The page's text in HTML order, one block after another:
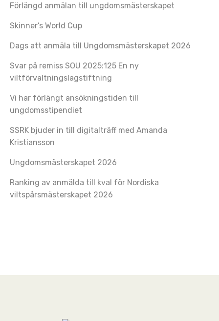
Förlängd anmälan till ungdomsmästerskapet
Skinner’s World Cup
Dags att anmäla till Ungdomsmästerskapet 2026
Svar på remiss SOU 2025:125 En ny
viltförvaltningslagstiftning
Vi har förlängt ansökningstiden till
ungdomsstipendiet
SSRK bjuder in till digitalträff med Amanda
Kristiansson
Ungdomsmästerskapet 2026
Ranking av anmälda till kval för Nordiska
viltspårsmästerskapet 2026